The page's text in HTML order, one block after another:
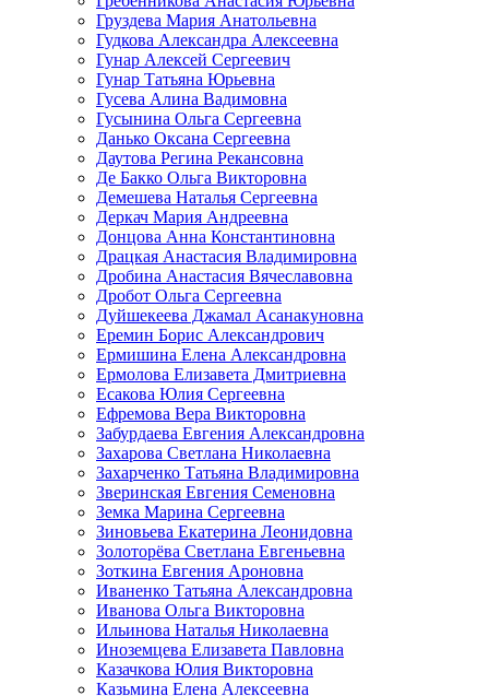
Груздева Мария Анатольевна
Гудкова Александра Алексеевна
Гунар Алексей Сергеевич
Гунар Татьяна Юрьевна
Гусева Алина Вадимовна
Гусынина Ольга Сергеевна
Данько Оксана Сергеевна
Даутова Регина Рекансовна
Де Бакко Ольга Викторовна
Демешева Наталья Сергеевна
Деркач Мария Андреевна
Донцова Анна Константиновна
Драцкая Анастасия Владимировна
Дробина Анастасия Вячеславовна
Дробот Ольга Сергеевна
Дуйшекеева Джамал Асанакуновна
Еремин Борис Александрович
Ермишина Елена Александровна
Ермолова Елизавета Дмитриевна
Есакова Юлия Сергеевна
Ефремова Вера Викторовна
Забурдаева Евгения Александровна
Захарова Светлана Николаевна
Захарченко Татьяна Владимировна
Зверинская Евгения Семеновна
Земка Марина Сергеевна
Зиновьева Екатерина Леонидовна
Золоторёва Светлана Евгеньевна
Зоткина Евгения Ароновна
Иваненко Татьяна Александровна
Иванова Ольга Викторовна
Ильинова Наталья Николаевна
Иноземцева Елизавета Павловна
Казачкова Юлия Викторовна
Казьмина Елена Алексеевна